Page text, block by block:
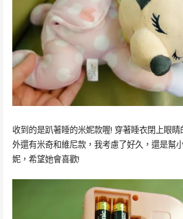
收到的是趴著睡的米妮款喔! 穿著睡衣閉上眼
外還有米奇和維尼款，我考慮了好久，還是幫
妮，希望她會喜歡!